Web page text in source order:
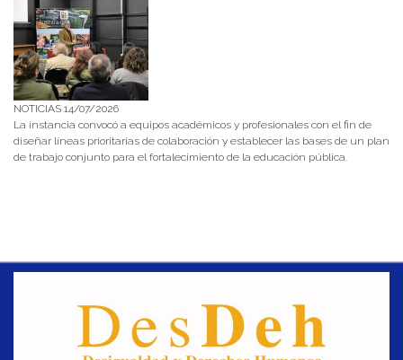
NOTICIAS 14/07/2026
La instancia convocó a equipos académicos y profesionales con el fin de
diseñar líneas prioritarias de colaboración y establecer las bases de un plan
de trabajo conjunto para el fortalecimiento de la educación pública.